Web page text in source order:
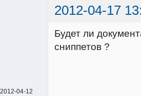
2012-04-17
2012-04-12
Будет ли
сниппетов ?